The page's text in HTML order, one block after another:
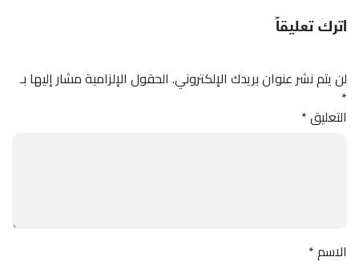
اترك تعليقاً
لن يتم نشر عنوان بريدك الإلكتروني. الحقول الإلزامية مشار إليها بـ
*
التعليق*
الاسم*